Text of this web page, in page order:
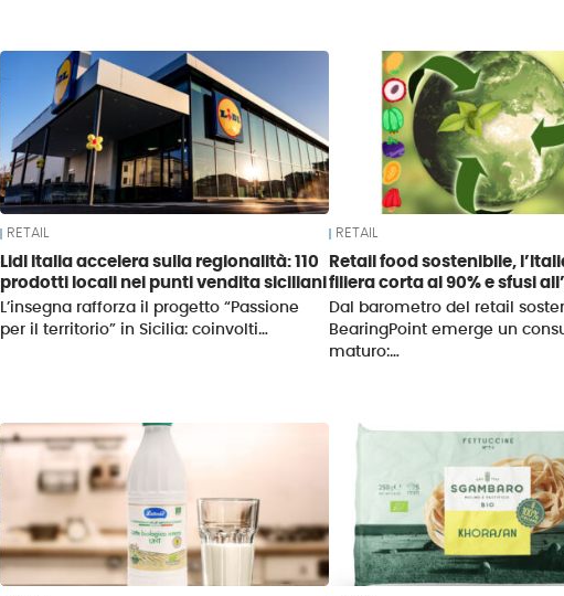
RETAIL
Lidl Italia accelera sulla regionalità: 110
prodotti locali nei punti vendita siciliani
L’insegna rafforza il progetto “Passione
per il territorio” in Sicilia: coinvolti…
RETAIL
Retail food sostenibile,
filiera corta al 90% e sfusi
Dal barometro del retail
BearingPoint emerge un
maturo:…